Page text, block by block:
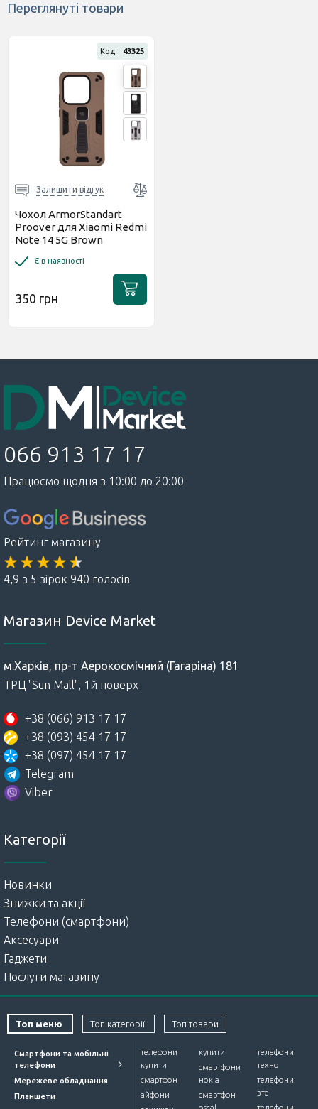
Переглянуті товари
Код: 43325
Залишити відгук
Чохол ArmorStandart
Proover для Xiaomi Redmi
Note 14 5G Brown
Є в наявності
350 грн
066 913 17 17
Працюємо щодня з 10:00 до 20:00
Рейтинг магазину
4,9 з 5 зірок 940 голосів
Магазин Device Market
м.Харків, пр-т Аерокосмічний (Гагаріна) 181
ТРЦ "Sun Mall", 1й поверх
+38 (066) 913 17 17
+38 (093) 454 17 17
+38 (097) 454 17 17
Telegram
Viber
Категорії
Новинки
Знижки та акції
Телефони (смартфони)
Аксесуари
Гаджети
Послуги магазину
Топ меню Топ категорії Топ товари
Смартфони та мобільні
телефони
Мережеве обладнання
Планшети
телефони
купити
смартфон
айфони
купити
смартфони
нокіа
смартфон
телефони
техно
телефони
зте